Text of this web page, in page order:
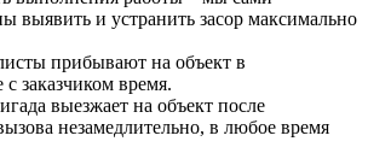
выявить и устранить засор максимально
прибывают на объект в
с заказчиком время.
выезжает на объект после
незамедлительно, в любое время